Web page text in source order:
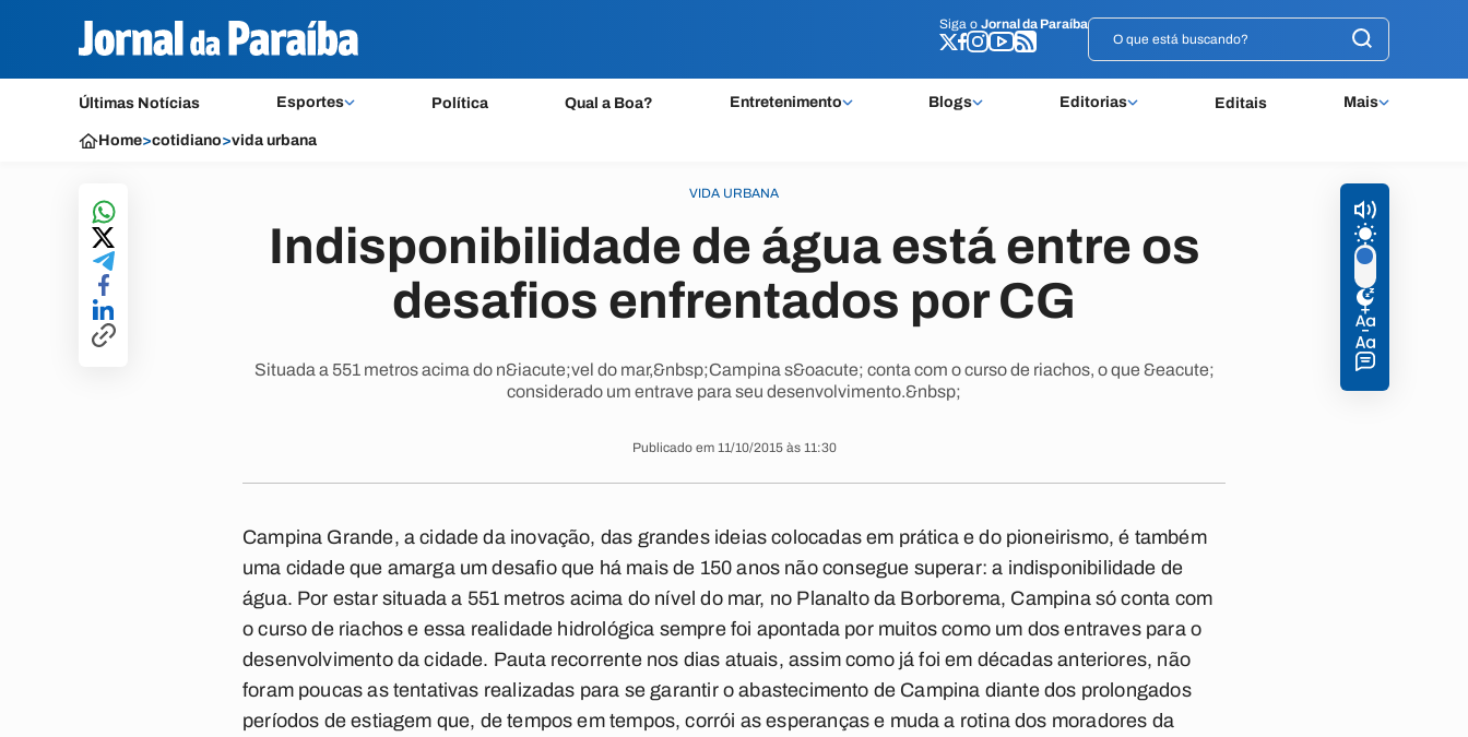
Siga o Jornal da Paraíba
Últimas Notícias Esportes Política Qual a Boa? Entretenimento Blogs Editorias Editais Mais
Siga o Jornal da Paraíba
Home>cotidiano>vida urbana
VIDA URBANA
Indisponibilidade de água está entre os
desafios enfrentados por CG
Situada a 551 metros acima do n&iacute;vel do mar,&nbsp;Campina s&oacute; conta com o curso de riachos, o que &eacute;
considerado um entrave para seu desenvolvimento.&nbsp;
Publicado em 11/10/2015 às 11:30
Campina Grande, a cidade da inovação, das grandes ideias colocadas em prática e do pioneirismo, é também
uma cidade que amarga um desafio que há mais de 150 anos não consegue superar: a indisponibilidade de
água. Por estar situada a 551 metros acima do nível do mar, no Planalto da Borborema, Campina só conta com
o curso de riachos e essa realidade hidrológica sempre foi apontada por muitos como um dos entraves para o
desenvolvimento da cidade. Pauta recorrente nos dias atuais, assim como já foi em décadas anteriores, não
foram poucas as tentativas realizadas para se garantir o abastecimento de Campina diante dos prolongados
períodos de estiagem que, de tempos em tempos, corrói as esperanças e muda a rotina dos moradores da